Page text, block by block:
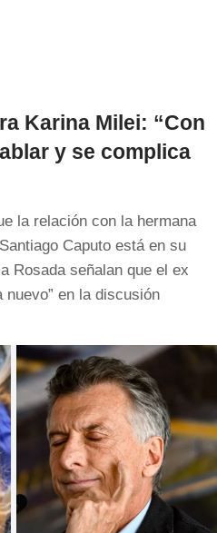
Karina Milei: “Con
y se complica
la relación con la hermana
Caputo está en su
Rosada señalan que el ex
nuevo” en la discusión